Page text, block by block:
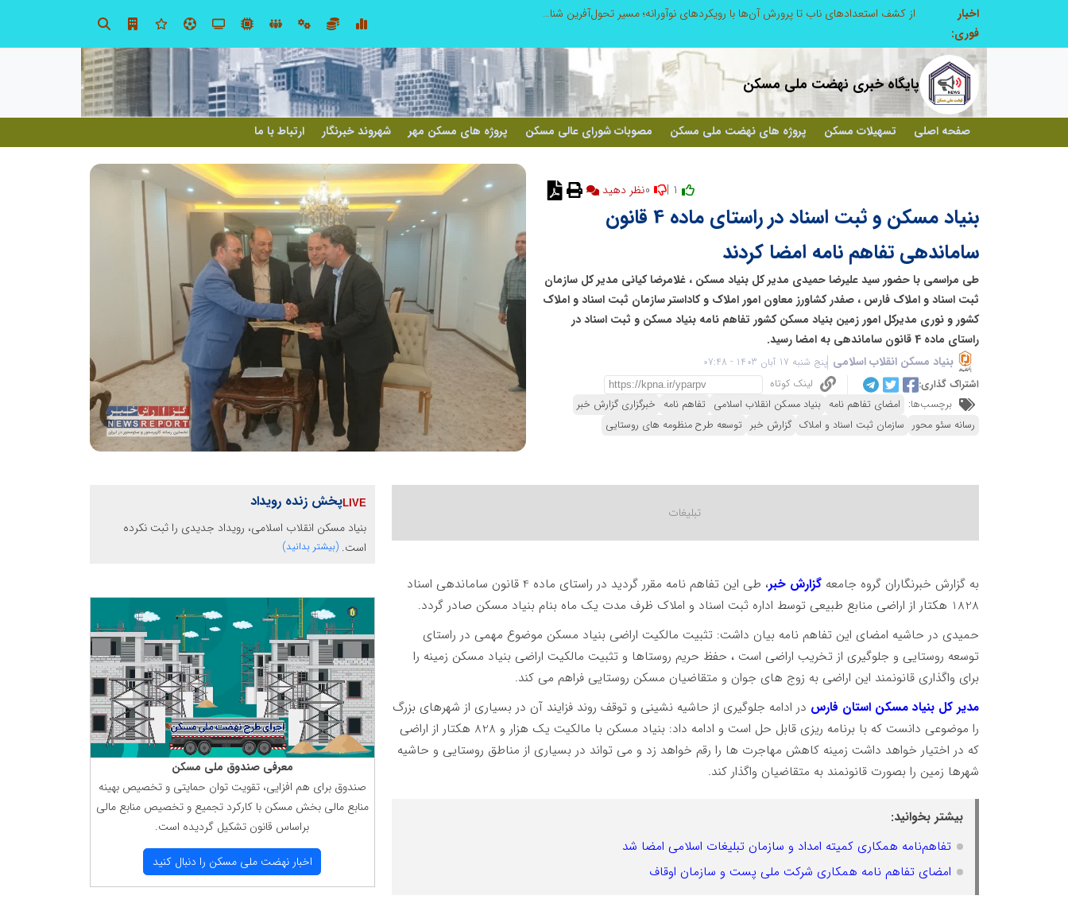
اخبار
فوری:
از کشف استعدادهای ناب تا پرورش آن‌ها با رویکردهای نوآورانه؛ مسیر تحول‌آفرین شنای ایران در سطح جهانی
پایگاه خبری نهضت ملی مسکن
صفحه اصلی تسهیلات مسکن پروژه های نهضت ملی مسکن مصوبات شورای عالی مسکن پروژه های مسکن مهر شهروند خبرنگار ارتباط با ما
نظر دهید
بنیاد مسکن و ثبت اسناد در راستای ماده 4 قانون
ساماندهی تفاهم نامه امضا کردند
طی مراسمی با حضور سید علیرضا حمیدی مدیر کل بنیاد مسکن ، غلامرضا کیانی مدیر کل سازمان
ثبت اسناد و املاک فارس ، صفدر کشاورز معاون امور املاک و کاداستر سازمان ثبت اسناد و املاک
کشور و نوری مدیرکل امور زمین بنیاد مسکن کشور تفاهم نامه بنیاد مسکن و ثبت اسناد در
راستای ماده 4 قانون ساماندهی به امضا رسید.
بنیاد مسکن انقلاب اسلامی پنج شنبه 17 آبان 1403 - 07:48
اشتراک گذاری:
لینک کوتاه
برچسب‌ها: امضای تفاهم نامه بنیاد مسکن انقلاب اسلامی تفاهم نامه خبرگزاری گزارش خبر
رسانه سئو محور سازمان ثبت اسناد و املاک گزارش خبر توسعه طرح منظومه های روستایی
به گزارش خبرنگاران گروه جامعه گزارش خبر
، طی این تفاهم نامه مقرر گردید در راستای ماده 4 قانون ساماندهی اسناد
1828 هکتار از اراضی منابع طبیعی توسط اداره ثبت اسناد و املاک ظرف مدت یک ماه بنام بنیاد مسکن صادر گردد.
حمیدی در حاشیه امضای این تفاهم نامه بیان داشت: تثبیت مالکیت اراضی بنیاد مسکن موضوع مهمی در راستای
توسعه روستایی و جلوگیری از تخریب اراضی است ، حفظ حریم روستاها و تثبیت مالکیت اراضی بنیاد مسکن زمینه را
برای واگذاری قانونمند این اراضی به زوج های جوان و متقاضیان مسکن روستایی فراهم می کند.
مدیر کل بنیاد مسکن استان فارس در ادامه جلوگیری از حاشیه نشینی و توقف روند فزایند آن در بسیاری از شهرهای بزرگ
را موضوعی دانست که با برنامه ریزی قابل حل است و ادامه داد: بنیاد مسکن با مالکیت یک هزار و 828 هکتار از اراضی
که در اختیار خواهد داشت زمینه کاهش مهاجرت ها را رقم خواهد زد و می تواند در بسیاری از مناطق روستایی و حاشیه
شهرها زمین را بصورت قانونمند به متقاضیان واگذار کند.
بیشتر بخوانید:
تفاهم‌نامه همکاری کمیته امداد و سازمان تبلیغات اسلامی امضا شد
امضای تفاهم نامه همکاری شرکت ملی پست و سازمان اوقاف
پخش زنده رویداد
بنیاد مسکن انقلاب اسلامی، رویداد جدیدی را ثبت نکرده
است. (بیشتر بدانید)
معرفی صندوق ملی مسكن
صندوق برای هم افزایی، تقویت توان حمایتی و تخصیص بهینه
منابع مالی بخش مسكن با كاركرد تجمیع و تخصیص منابع مالی
براساس قانون تشكیل گردیده است.
اخبار نهضت ملی مسكن را دنبال كنید